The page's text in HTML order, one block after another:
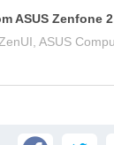
ASUS Zenfone
ZenUI, ASUS